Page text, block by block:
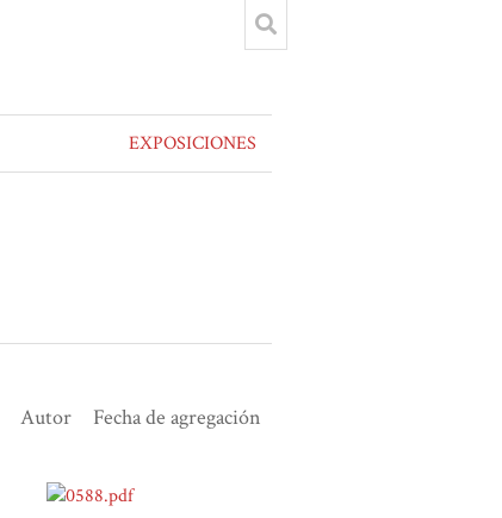
EXPOSICIONES
Autor Fecha de agregación